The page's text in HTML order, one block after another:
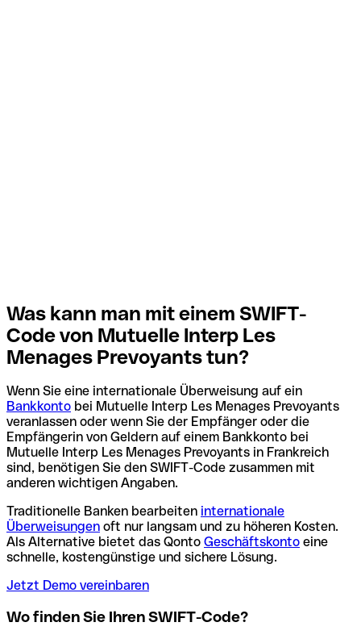
Was kann man mit einem SWIFT-
Code von Mutuelle Interp Les
Menages Prevoyants tun?
Wenn Sie eine internationale Überweisung auf ein
Bankkonto bei Mutuelle Interp Les Menages Prevoyants
veranlassen oder wenn Sie der Empfänger oder die
Empfängerin von Geldern auf einem Bankkonto bei
Mutuelle Interp Les Menages Prevoyants in Frankreich
sind, benötigen Sie den SWIFT-Code zusammen mit
anderen wichtigen Angaben.
Traditionelle Banken bearbeiten internationale
Überweisungen oft nur langsam und zu höheren Kosten.
Als Alternative bietet das Qonto Geschäftskonto eine
schnelle, kostengünstige und sichere Lösung.
Jetzt Demo vereinbaren
Wo finden Sie Ihren SWIFT-Code?